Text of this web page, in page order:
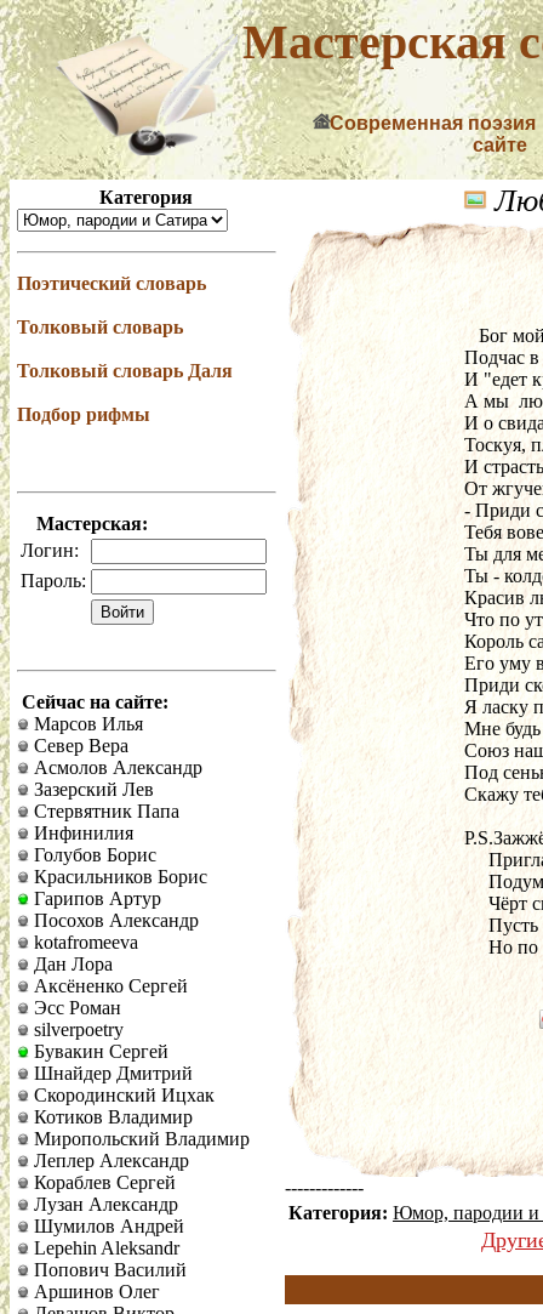
Мастерская
Современная поэзия
сайте
Категория
Поэтический словарь
Толковый словарь
Толковый словарь Даля
Подбор рифмы
Мастерская:
Логин:
Пароль:
Сейчас на сайте:
Марсов Илья
Север Вера
Асмолов Александр
Зазерский Лев
Стервятник Папа
Инфинилия
Голубов Борис
Красильников Борис
Гарипов Артур
Посохов Александр
kotafromeeva
Дан Лора
Аксёненко Сергей
Эсс Роман
silverpoetry
Бувакин Сергей
Шнайдер Дмитрий
Скородинский Ицхак
Котиков Владимир
Миропольский Владимир
Леплер Александр
Кораблев Сергей
Лузан Александр
Шумилов Андрей
Lepehin Aleksandr
Попович Василий
Аршинов Олег
Бог
Подчас
И "едет
А мы
И о
Тоскуя,
И
От
- Приди
Тебя
Ты для
Ты -
Красив
Что по
Король
Его уму
Приди
Я ласку
Мне
Союз
Под
Скажу
Чёрт
Пусть
Но по
-------------
Категория: Юмор, пародии и